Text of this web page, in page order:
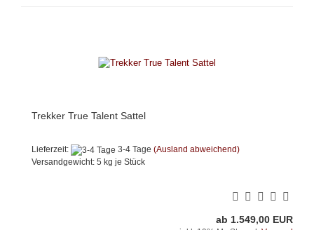
Trekker True Talent Sattel
Lieferzeit: 3-4 Tage (Ausland abweichend)
Versandgewicht: 5 kg je Stück
ab 1.549,00 EUR